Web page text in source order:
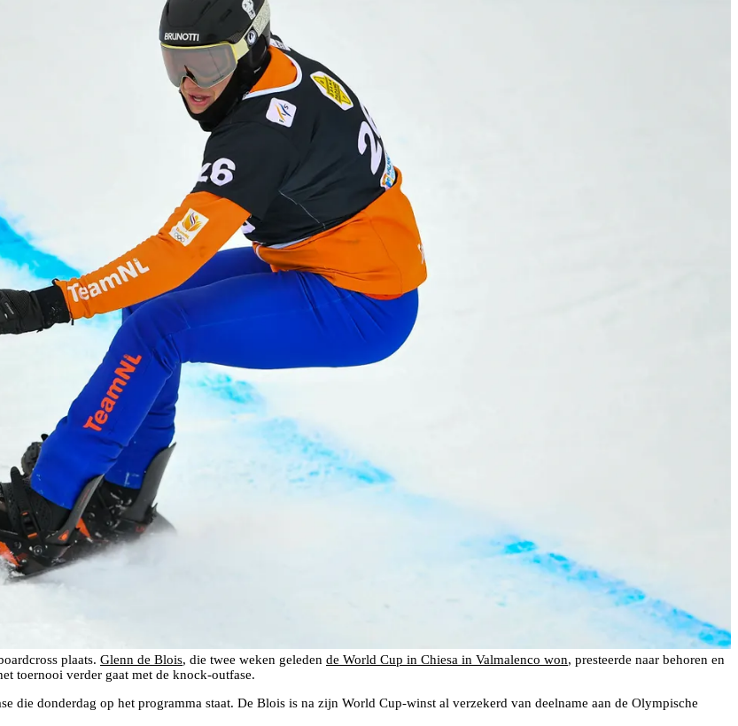
plaats. Glenn de Blois, die twee weken geleden de World Cup in Chiesa in Valmalenco won, presteerde naar behoren en
toernooi verder gaat met de knock-outfase.
die donderdag op het programma staat. De Blois is na zijn World Cup-winst al verzekerd van deelname aan de Olympische